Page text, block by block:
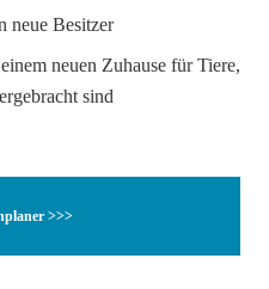
neue Besitzer
neuen Zuhause für Tiere,
sind
>>>